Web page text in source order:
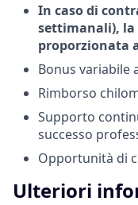
In caso di
settimanali),
proporzionata
Bonus variabile
Rimborso
Supporto
successo
Opportunità di
Ulteriori